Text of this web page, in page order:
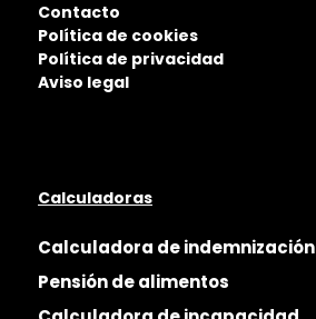
Contacto
Política de cookies
Política de privacidad
Aviso legal
Calculadoras
Calculadora de indemnización
Pensión de alimentos